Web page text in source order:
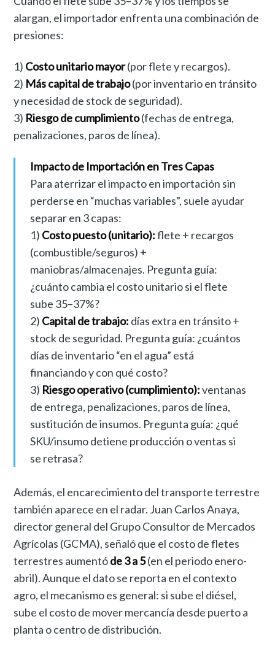
alargan, el importador enfrenta una combinación de
presiones:
1) Costo unitario mayor(por flete y recargos).
2) Más capital de trabajo(por inventario en tránsito
y necesidad de stock de seguridad).
3) Riesgo de cumplimiento(fechas de entrega,
penalizaciones, paros de línea).
Impacto de Importación en Tres Capas
Para aterrizar el impacto en importación sin
perderse en “muchas variables”, suele ayudar
separar en 3 capas:
1) Costo puesto (unitario):flete + recargos
(combustible/seguros) +
maniobras/almacenajes. Pregunta guía:
¿cuánto cambia el costo unitario si el flete
sube 35–37%?
2) Capital de trabajo: días extra en tránsito +
stock de seguridad. Pregunta guía: ¿cuántos
días de inventario “en el agua” está
financiando y con qué costo?
3) Riesgo operativo (cumplimiento):ventanas
de entrega, penalizaciones, paros de línea,
sustitución de insumos. Pregunta guía: ¿qué
SKU/insumo detiene producción o ventas si
se retrasa?
Además, el encarecimiento del transporte terrestre
también aparece en el radar. Juan Carlos Anaya,
director general del Grupo Consultor de Mercados
Agrícolas (GCMA), señaló que el costo de fletes
terrestres aumentóde 3 a 5(en el periodo enero-
abril). Aunque el dato se reporta en el contexto
agro, el mecanismo es general: si sube el diésel,
sube el costo de mover mercancía desde puerto a
planta o centro de distribución.